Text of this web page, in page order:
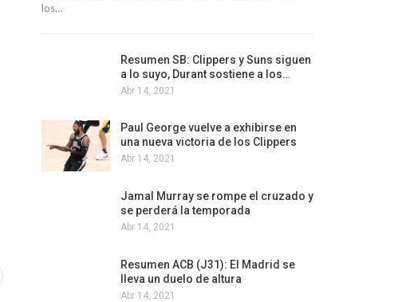
los…
Resumen SB: Clippers y Suns siguen
a lo suyo, Durant sostiene a los…
Abr 14, 2021
Paul George vuelve a exhibirse en
una nueva victoria de los Clippers
Abr 14, 2021
Jamal Murray se rompe el cruzado y
se perderá la temporada
Abr 14, 2021
Resumen ACB (J31): El Madrid se
lleva un duelo de altura
Abr 14, 2021